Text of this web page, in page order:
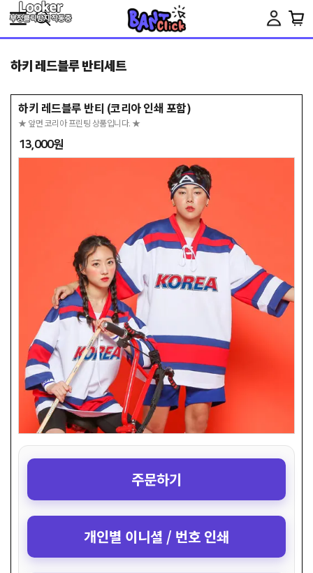
Toggle
하키 레드블루 반티세트
하키 레드블루 반티 (코리아 인쇄 포함)
★ 앞면 코리아 프린팅 상품입니다. ★
13,000원
주문하기
개인별 이니셜 / 번호 인쇄